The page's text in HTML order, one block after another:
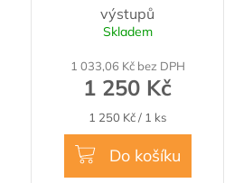
výstupů
Skladem
1 033,06 Kč bez DPH
1 250 Kč
Měrná
cena:
1 250 Kč / 1 ks
Do košíku